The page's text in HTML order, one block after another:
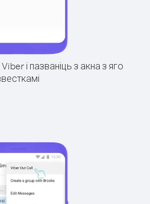
і пазваніць з акна з яго